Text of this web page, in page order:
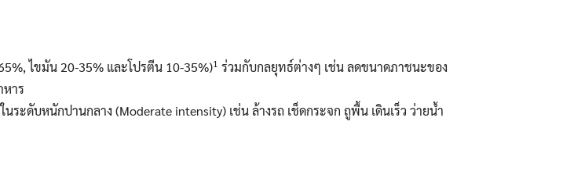
ไขมัน 20-35% และโปรตีน 10-35%)1 ร่วมกับกลยุทธ์ต่างๆ เช่น ลดขนาดภาชนะของ
าร
ระดับหนักปานกลาง (Moderate intensity) เช่น ล้างรถ เช็ดกระจก ถูพื้น เดินเร็ว ว่ายน้ำ